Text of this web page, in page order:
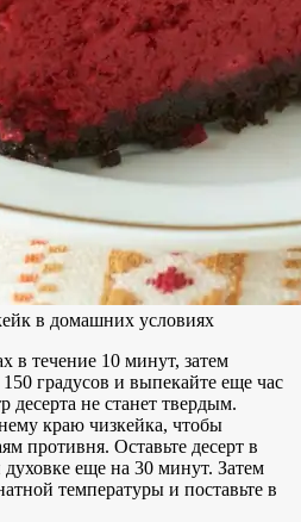
в домашних условиях
в течение 10 минут, затем
градусов и выпекайте еще час
десерта не станет твердым.
краю чизкейка, чтобы
противня. Оставьте десерт в
еще на 30 минут. Затем
температуры и поставьте в